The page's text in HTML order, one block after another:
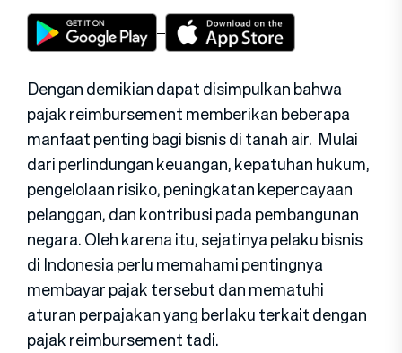
Dengan demikian dapat disimpulkan bahwa
pajak reimbursement memberikan beberapa
manfaat penting bagi bisnis di tanah air. Mulai
dari perlindungan keuangan, kepatuhan hukum,
pengelolaan risiko, peningkatan kepercayaan
pelanggan, dan kontribusi pada pembangunan
negara. Oleh karena itu, sejatinya pelaku bisnis
di Indonesia perlu memahami pentingnya
membayar pajak tersebut dan mematuhi
aturan perpajakan yang berlaku terkait dengan
pajak reimbursement tadi.